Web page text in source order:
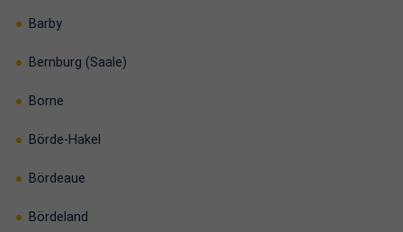
Barby
Bernburg (Saale)
Borne
Börde-Hakel
Bördeaue
Bördeland